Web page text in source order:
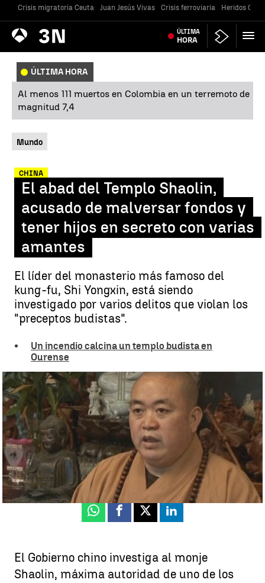
Crisis migratoria Ceuta Juan Jesús Vivas Crisis ferroviaria Heridos
Antena
3 Noticias ÚLTIMA
HORA
ÚLTIMA HORA
Al menos 111 muertos en Colombia en un terremoto de
magnitud 7,4
Mundo
CHINA
El abad del Templo Shaolin,
acusado de malversar fondos y
tener hijos en secreto con varias
amantes
El líder del monasterio más famoso del
kung-fu, Shi Yongxin, está siendo
investigado por varios delitos que violan los
"preceptos budistas".
Un incendio calcina un templo budista en
Ourense
El abad del Templo Shaolin, acusado de malversar fondos y tener
hijos en secreto con varias amantes |
Antena 3 Noticias
Elena Basanta
Publicado: 28 de julio de 2025, 17:43
Whatsapp
Facebook
X Linkedin
El Gobierno chino investiga al monje
Shaolin, máxima autoridad de uno de los